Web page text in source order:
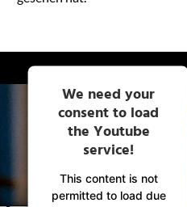
We need your
consent to load
the Youtube
service!
This content is not
permitted to load due